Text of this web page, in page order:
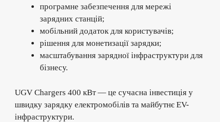
програмне забезпечення для мережі
зарядних станцій;
мобільний додаток для користувачів;
рішення для монетизації зарядки;
масштабування зарядної інфраструктури для
бізнесу.
UGV Chargers 400 кВт — це сучасна інвестиція у
швидку зарядку електромобілів та майбутнє EV-
інфраструктури.